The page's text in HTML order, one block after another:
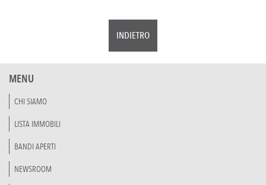
INDIETRO
MENU
CHI SIAMO
LISTA IMMOBILI
BANDI APERTI
NEWSROOM